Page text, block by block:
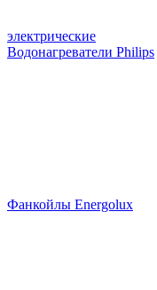
электрические
Водонагреватели Philips
Фанкойлы Energolux